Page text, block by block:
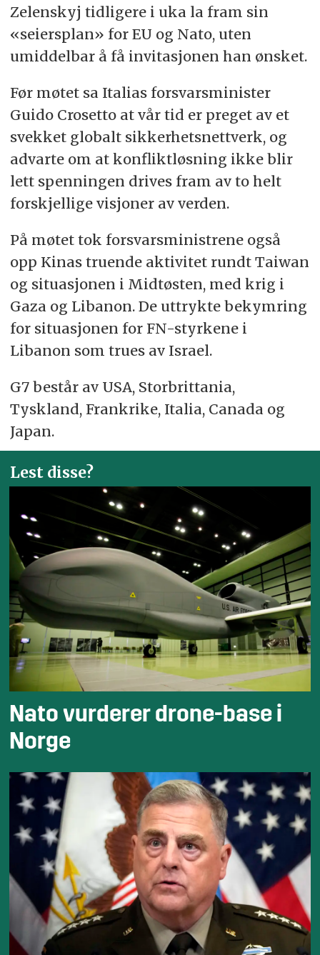
Zelenskyj tidligere i uka la fram sin
«seiersplan» for EU og Nato, uten
umiddelbar å få invitasjonen han ønsket.
Før møtet sa Italias forsvarsminister
Guido Crosetto at vår tid er preget av et
svekket globalt sikkerhetsnettverk, og
advarte om at konfliktløsning ikke blir
lett spenningen drives fram av to helt
forskjellige visjoner av verden.
På møtet tok forsvarsministrene også
opp Kinas truende aktivitet rundt Taiwan
og situasjonen i Midtøsten, med krig i
Gaza og Libanon. De uttrykte bekymring
for situasjonen for FN-styrkene i
Libanon som trues av Israel.
G7 består av USA, Storbrittania,
Tyskland, Frankrike, Italia, Canada og
Japan.
Lest disse?
Nato vurderer drone-base i
Norge